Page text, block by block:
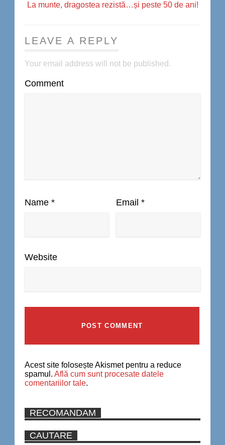
La munte, dragostea rezistă…și peste 50 de ani!
LEAVE A REPLY
Your email address will not be published.
Comment
Name * Email *
Website
Acest site folosește Akismet pentru a reduce
spamul. Află cum sunt procesate datele
comentariilor tale.
RECOMANDAM
CAUTARE